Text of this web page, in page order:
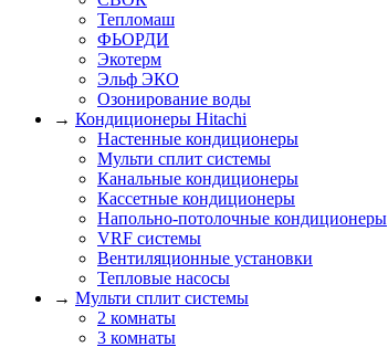
Тепломаш
ФЬОРДИ
Экотерм
Эльф ЭКО
Озонирование воды
→ Кондиционеры Hitachi
Настенные кондиционеры
Мульти сплит системы
Канальные кондиционеры
Кассетные кондиционеры
Напольно-потолочные кондиционеры
VRF системы
Вентиляционные установки
Тепловые насосы
→ Мульти сплит системы
2 комнаты
3 комнаты